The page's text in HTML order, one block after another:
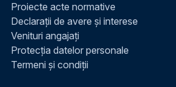
Proiecte acte normative
Declarații de avere și interese
Venituri angajați
Protecția datelor personale
Termeni și condiții